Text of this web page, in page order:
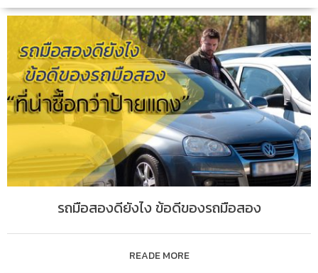
รถมือสองดียังไง ข้อดีของรถมือสอง
READE MORE